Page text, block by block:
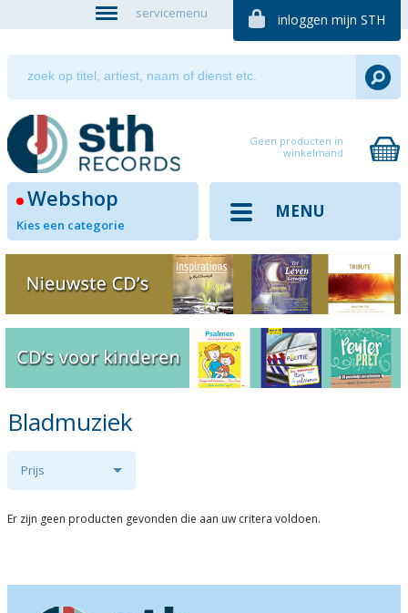
servicemenu inloggen mijn STH
Geen producten in
winkelmand
Webshop
Kies een categorie
MENU
Bladmuziek
Prijs
Er zijn geen producten gevonden die aan uw critera voldoen.